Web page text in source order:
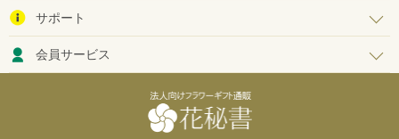
サポート
会員サービス